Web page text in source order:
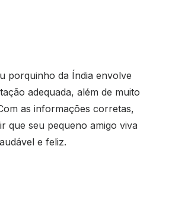
porquinho da Índia envolve
adequada, além de muito
as informações corretas,
que seu pequeno amigo viva
e feliz.